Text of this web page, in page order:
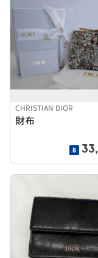
CHRISTIAN DIOR
財布